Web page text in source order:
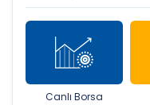
Canlı Borsa